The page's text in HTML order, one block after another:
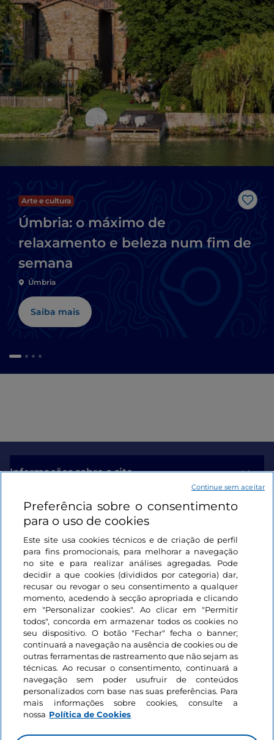
Arte e cultura
Úmbria: o máximo de
relaxamento e beleza num fim de
semana
Úmbria
Saiba mais
Informações sobre o site
Ligações úteis
Iniciar sessão
Mantenha-se em contacto
Preferência sobre o consentimento
para o uso de cookies
Este site usa cookies técnicos e de criação de perfil
para fins promocionais, para melhorar a navegação
no site e para realizar análises agregadas. Pode
decidir a que cookies (divididos por categoria) dar,
recusar ou revogar o seu consentimento a qualquer
momento, acedendo à secção apropriada e clicando
em "Personalizar cookies". Ao clicar em "Permitir
todos", concorda em armazenar todos os cookies no
seu dispositivo. O botão "Fechar" fecha o banner;
continuará a navegação na ausência de cookies ou de
outras ferramentas de rastreamento que não sejam as
técnicas. Ao recusar o consentimento, continuará a
navegação sem poder usufruir de conteúdos
personalizados com base nas suas preferências. Para
mais informações sobre cookies, consulte a
nossa Política de Cookies
Continue sem aceitar